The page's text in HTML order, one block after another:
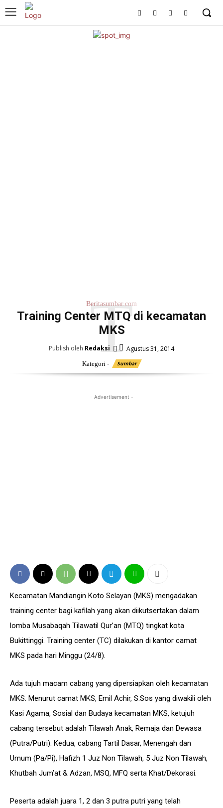
Beritasumbar.com
Training Center MTQ di kecamatan
MKS
T
Publish oleh Redaksi Agustus 31, 2014
Kategori - Sumbar
- Advertisement -
Kecamatan Mandiangin Koto Selayan (MKS) mengadakan
training center bagi kafilah yang akan diikutsertakan dalam
lomba Musabaqah Tilawatil Qur’an (MTQ) tingkat kota
Bukittinggi. Training center (TC) dilakukan di kantor camat
MKS pada hari Minggu (24/8).
Ada tujuh macam cabang yang dipersiapkan oleh kecamatan
MKS. Menurut camat MKS, Emil Achir, S.Sos yang diwakili oleh
Kasi Agama, Sosial dan Budaya kecamatan MKS, ketujuh
cabang tersebut adalah Tilawah Anak, Remaja dan Dewasa
(Putra/Putri). Kedua, cabang Tartil Dasar, Menengah dan
Umum (Pa/Pi), Hafizh 1 Juz Non Tilawah, 5 Juz Non Tilawah,
Khutbah Jum’at & Adzan, MSQ, MFQ serta Khat/Dekorasi.
Peserta adalah juara 1, 2 dan 3 putra putri yang telah